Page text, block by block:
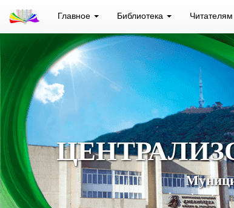
Главное Библиотека Читателям